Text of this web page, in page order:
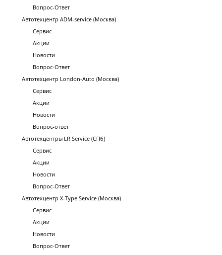
Вопрос-Ответ
Автотехцентр ADM-service (Москва)
Сервис
Акции
Новости
Вопрос-Ответ
Автотехцентр London-Auto (Москва)
Сервис
Акции
Новости
Вопрос-ответ
Автотехцентры LR Service (СПб)
Сервис
Акции
Новости
Вопрос-Ответ
Автотехцентр X-Type Service (Москва)
Сервис
Акции
Новости
Вопрос-Ответ